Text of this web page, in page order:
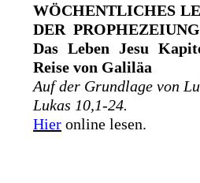
WÖCHENTLICHES
DER
Das Leben Jesu
Reise von Galiläa
Auf der Grundlage von
Lukas 10,1-24.
Hier online lesen.